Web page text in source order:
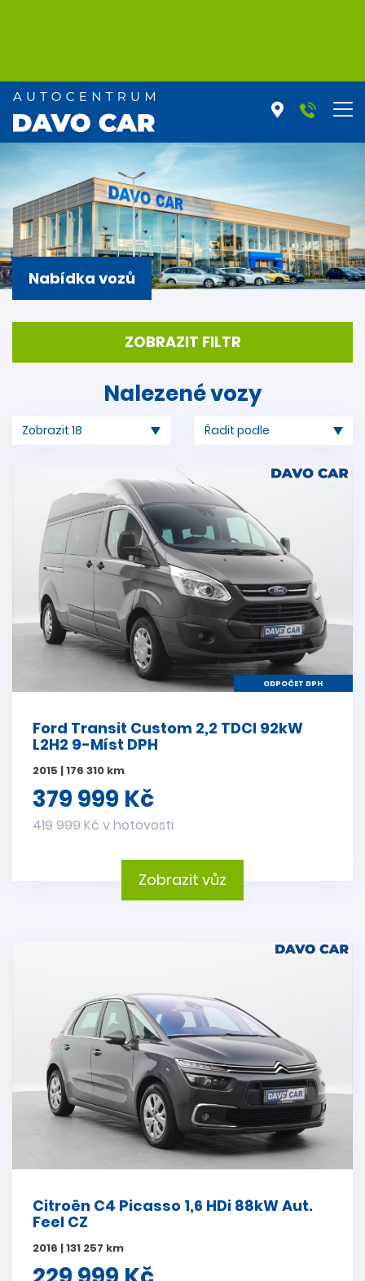
Nabídka vozů
ZOBRAZIT FILTR
Nalezené vozy
ODPOČET DPH
Ford Transit Custom 2,2 TDCI 92kW
L2H2 9-Míst DPH
2015 | 176 310 km
379 999 Kč
419 999 Kč v hotovosti
Zobrazit vůz
Citroën C4 Picasso 1,6 HDi 88kW Aut.
Feel CZ
2016 | 131 257 km